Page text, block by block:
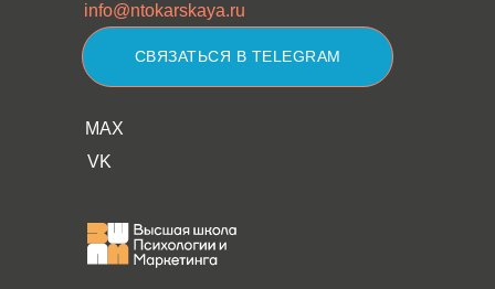
СВЯЗАТЬСЯ В TELEGRAM
MAX
info@ntokarskaya.ru
VK